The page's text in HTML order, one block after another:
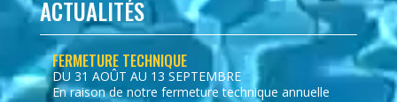
ACTUALITÉS
FERMETURE TECHNIQUE
DU 31 AOÛT AU 13 SEPTEMBRE
En raison de notre fermeture technique annuelle